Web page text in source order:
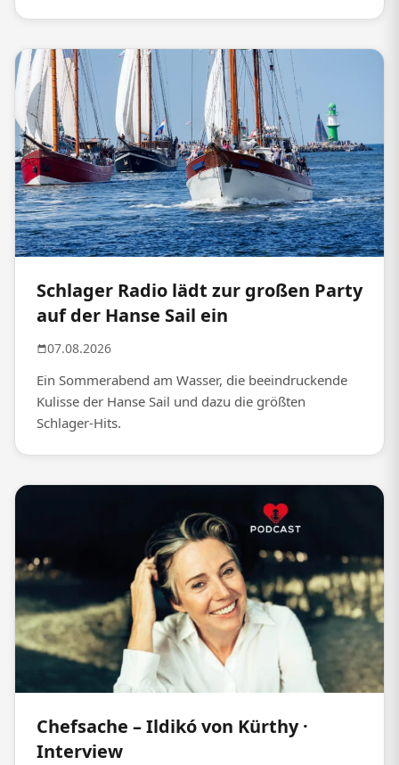
Schlager Radio lädt zur großen Party
auf der Hanse Sail ein
07.08.2026
Ein Sommerabend am Wasser, die beeindruckende
Kulisse der Hanse Sail und dazu die größten
Schlager-Hits.
Chefsache – Ildikó von Kürthy ·
Interview